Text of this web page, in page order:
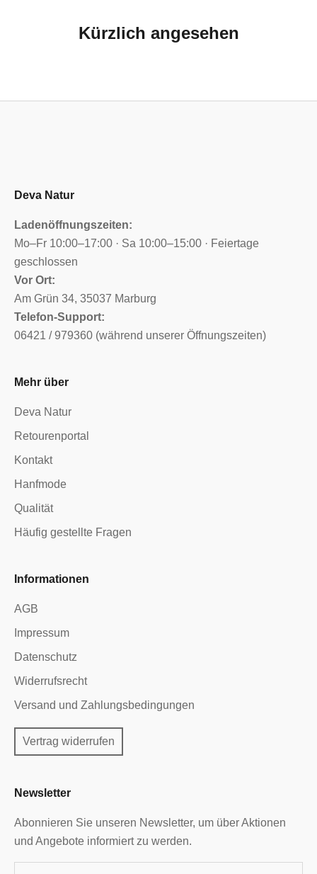
Kürzlich angesehen
Deva Natur
Ladenöffnungszeiten:
Mo–Fr 10:00–17:00 · Sa 10:00–15:00 · Feiertage
geschlossen
Vor Ort:
Am Grün 34, 35037 Marburg
Telefon-Support:
06421 / 979360 (während unserer Öffnungszeiten)
Mehr über
Deva Natur
Retourenportal
Kontakt
Hanfmode
Qualität
Häufig gestellte Fragen
Informationen
AGB
Impressum
Datenschutz
Widerrufsrecht
Versand und Zahlungsbedingungen
Vertrag widerrufen
Newsletter
Abonnieren Sie unseren Newsletter, um über Aktionen
und Angebote informiert zu werden.